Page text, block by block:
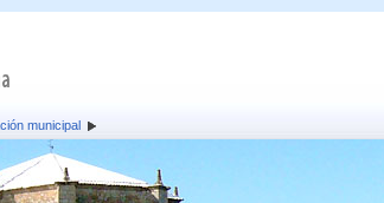
municipal